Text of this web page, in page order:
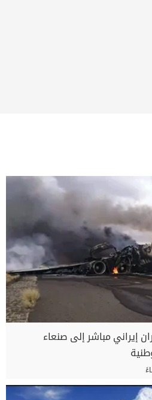
إيراني مباشر إلى صنعاء